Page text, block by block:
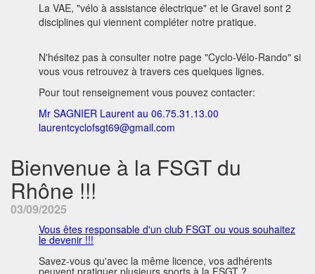
La VAE, "vélo à assistance électrique" et le Gravel sont 2
disciplines qui viennent compléter notre pratique.
N'hésitez pas à consulter notre page "Cyclo-Vélo-Rando" si
vous vous retrouvez à travers ces quelques lignes.
Pour tout renseignement vous pouvez contacter:
Mr SAGNIER Laurent au 06.75.31.13.00
laurentcyclofsgt69@gmail.com
Bienvenue à la FSGT du
Rhône !!!
03/09/2025
Vous êtes responsable d'un club FSGT ou vous souhaitez
le devenir !!!
Savez-vous qu'avec la même licence, vos adhérents
peuvent pratiquer plusieurs sports à la FSGT ?